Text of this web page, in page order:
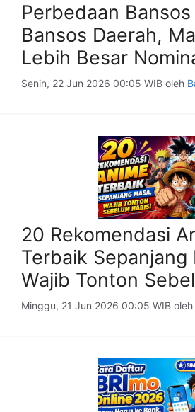
Perbedaan
Bansos Daerah,
Lebih Besar
Senin, 22 Jun 2026 00:05 WIB oleh
20 Rekomendasi
Terbaik Sepanjang
Wajib Tonton
Minggu, 21 Jun 2026 00:05 WIB oleh